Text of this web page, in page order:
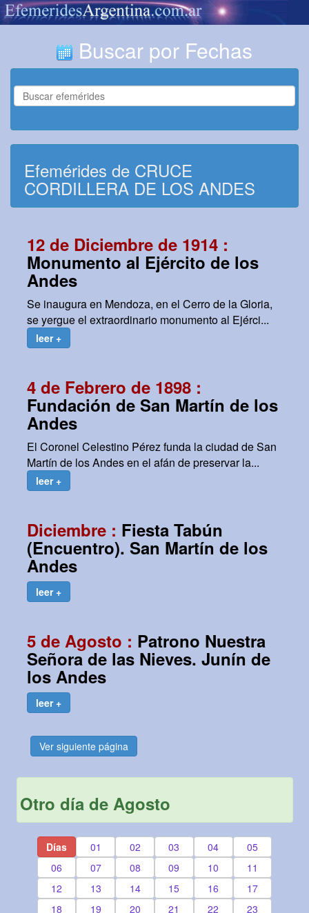
Buscar por Fechas
Efemérides de CRUCE
CORDILLERA DE LOS ANDES
12 de Diciembre de 1914 :
Monumento al Ejército de los
Andes
Se inaugura en Mendoza, en el Cerro de la Gloria,
se yergue el extraordinario monumento al Ejérci...
leer +
4 de Febrero de 1898 :
Fundación de San Martín de los
Andes
El Coronel Celestino Pérez funda la ciudad de San
Martín de los Andes en el afán de preservar la...
leer +
Diciembre : Fiesta Tabún
(Encuentro). San Martín de los
Andes
leer +
5 de Agosto : Patrono Nuestra
Señora de las Nieves. Junín de
los Andes
leer +
Ver siguiente página
Otro día de Agosto
Días 01 02 03 04
05
06
07 08 09 10
11
12
13 14 15 16
17
18
19 20 21 22
23